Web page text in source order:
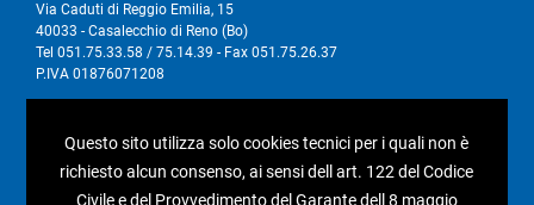
Via Caduti di Reggio Emilia, 15
40033 - Casalecchio di Reno (Bo)
Tel 051.75.33.58 / 75.14.39 - Fax 051.75.26.37
P.IVA 01876071208
I nostri social
Questo sito utilizza solo cookies tecnici per i quali non è
richiesto alcun consenso, ai sensi dell art. 122 del Codice
Civile e del Provvedimento del Garante dell 8 maggio